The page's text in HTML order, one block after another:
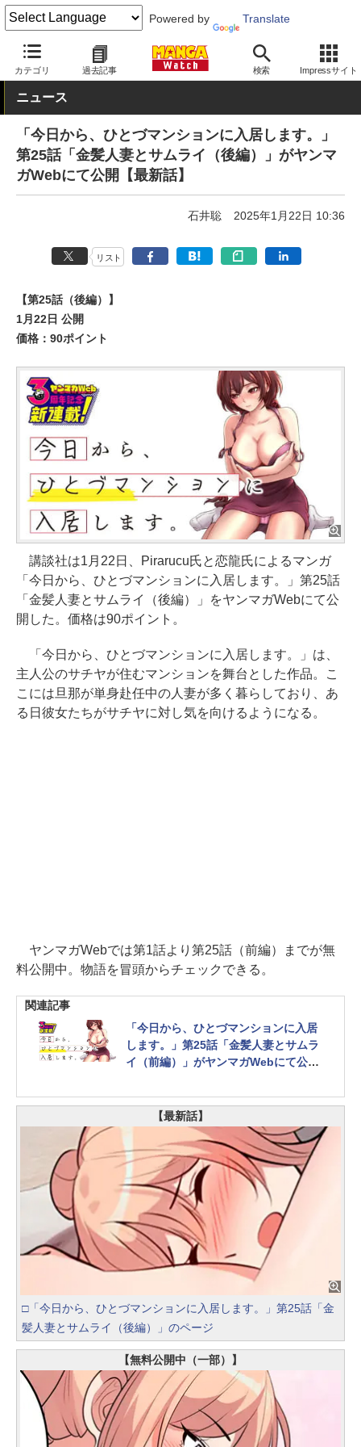
Powered by Translate
カテゴリ 過去記事 検索 Impressサイト
MANGA Watch Web/アプリ ヤンマガWeb
ニュース
「今日から、ひとづマンションに入居します。」
第25話「金髪人妻とサムライ（後編）」がヤンマ
ガWebにて公開【最新話】
石井聡 2025年1月22日 10:36
リスト
【第25話（後編）】
1月22日 公開
価格：90ポイント
講談社は1月22日、Pirarucu氏と恋龍氏によるマンガ
「今日から、ひとづマンションに入居します。」第25話
「金髪人妻とサムライ（後編）」をヤンマガWebにて公
開した。価格は90ポイント。
「今日から、ひとづマンションに入居します。」は、
主人公のサチヤが住むマンションを舞台とした作品。こ
こには旦那が単身赴任中の人妻が多く暮らしており、あ
る日彼女たちがサチヤに対し気を向けるようになる。
ヤンマガWebでは第1話より第25話（前編）までが無
料公開中。物語を冒頭からチェックできる。
関連記事
「今日から、ひとづマンションに入居
します。」第25話「金髪人妻とサムラ
イ（前編）」がヤンマガWebにて公開
【最新話】
□「今日から、ひとづマンションに入居します。」第25話「金
髪人妻とサムライ（後編）」のページ
【無料公開中（一部）】